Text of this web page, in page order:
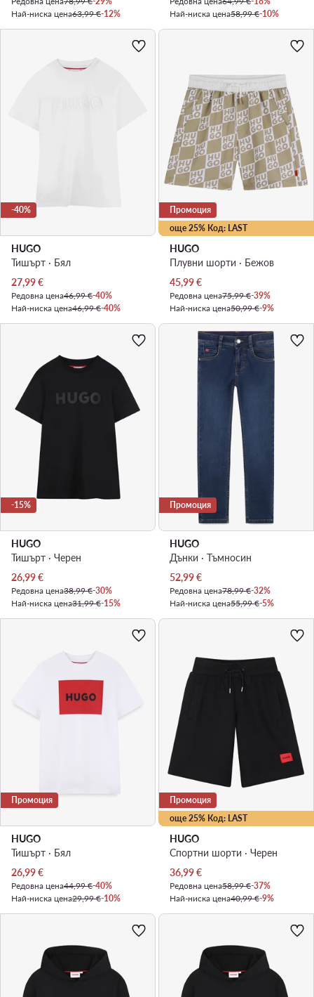
Най-ниска цена63,99 €-12%
Най-ниска цена58,99 €-10%
-40%
HUGO
Тишърт · Бял
Актуална цена
27,99€
Редовна цена46,99 €-40%
Най-ниска цена46,99 €-40%
още 25% Код: LAST
Промоция
HUGO
Плувни шорти · Бежов
Актуална цена
45,99€
Редовна цена75,99 €-39%
Най-ниска цена50,99 €-9%
-15%
HUGO
Тишърт · Черен
Актуална цена
26,99€
Редовна цена38,99 €-30%
Най-ниска цена31,99 €-15%
Промоция
HUGO
Дънки · Тъмносин
Актуална цена
52,99€
Редовна цена78,99 €-32%
Най-ниска цена55,99 €-5%
Промоция
HUGO
Тишърт · Бял
Актуална цена
26,99€
Редовна цена44,99 €-40%
Най-ниска цена29,99 €-10%
още 25% Код: LAST
Промоция
HUGO
Спортни шорти · Черен
Актуална цена
36,99€
Редовна цена58,99 €-37%
Най-ниска цена40,99 €-9%